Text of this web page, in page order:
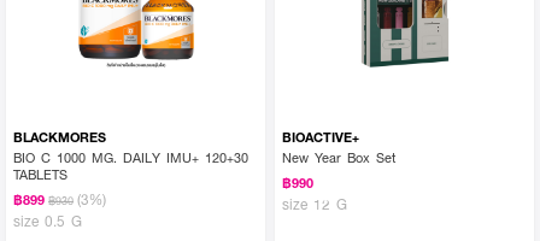
BLACKMORES
BIO C 1000 MG. DAILY IMU+ 120+30
TABLETS
฿899 ฿930 (3%)
size 0.5 G
BIOACTIVE+
New Year Box Set
฿990
size 12 G